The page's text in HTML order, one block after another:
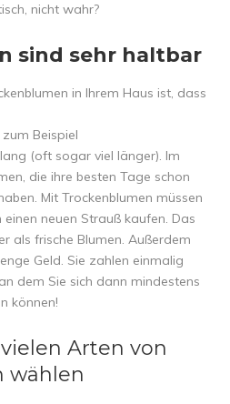
nicht wahr?
sind sehr haltbar
in Ihrem Haus ist, dass
Beispiel
(oft sogar viel länger). Im
die ihre besten Tage schon
Mit Trockenblumen müssen
neuen Strauß kaufen. Das
als frische Blumen. Außerdem
Geld. Sie zahlen einmalig
dem Sie sich dann mindestens
können!
Arten von
wählen